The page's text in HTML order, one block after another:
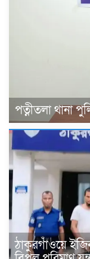
পত্নীতলা থানা
ঠাকুরগাঁওয়ে